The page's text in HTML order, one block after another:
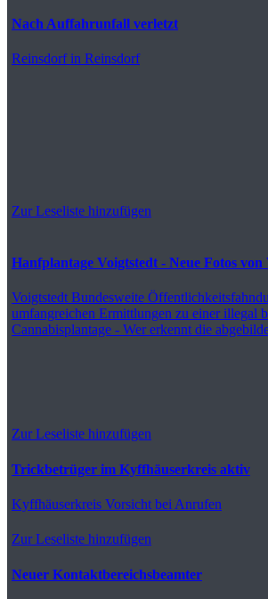
Nach Auffahrunfall verletzt
Reinsdorfin Reinsdorf
Zur Leseliste hinzufügen
Hanfplantage Voigtstedt - Neue Fotos von
Voigtstedt Bundesweite
umfangreichen Ermittlungen zu einer illegal
Cannabisplantage - Wer erkennt die
Zur Leseliste hinzufügen
Trickbetrüger im Kyffhäuserkreis aktiv
Kyffhäuserkreis Vorsicht bei Anrufen
Zur Leseliste hinzufügen
Neuer Kontaktbereichsbeamter